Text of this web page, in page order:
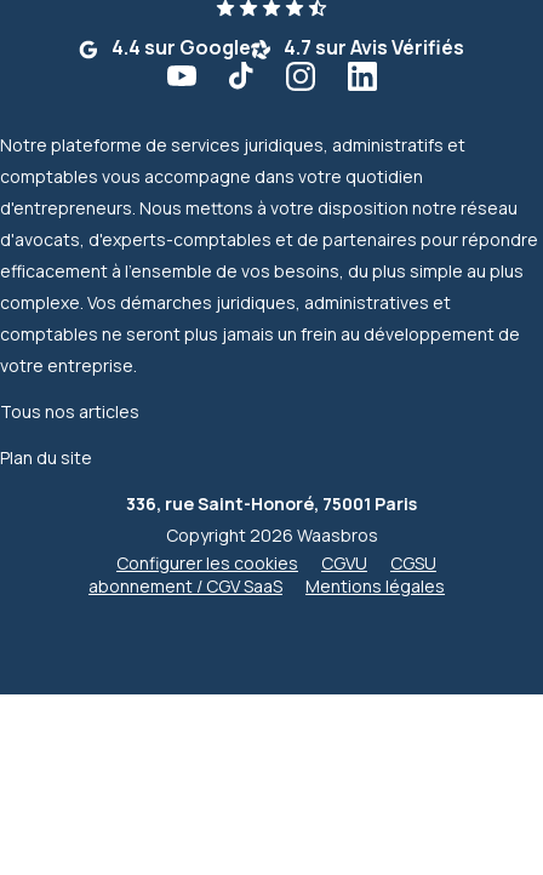
4.4 sur Google 4.7 sur Avis Vérifiés
Notre plateforme de services juridiques, administratifs et
comptables vous accompagne dans votre quotidien
d'entrepreneurs. Nous mettons à votre disposition notre réseau
d'avocats, d'experts-comptables et de partenaires pour répondre
efficacement à l'ensemble de vos besoins, du plus simple au plus
complexe. Vos démarches juridiques, administratives et
comptables ne seront plus jamais un frein au développement de
votre entreprise.
Tous nos articles
Plan du site
336, rue Saint-Honoré, 75001 Paris
Copyright 2026 Waasbros
Configurer les cookies
CGVU
CGSU
abonnement / CGV SaaS
Mentions légales